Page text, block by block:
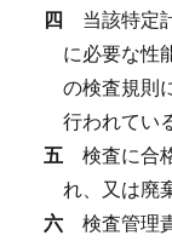
四 当該特定
に必要な性
の検査規則
行われてい
五 検査に合
れ、又は廃
六 検査管理